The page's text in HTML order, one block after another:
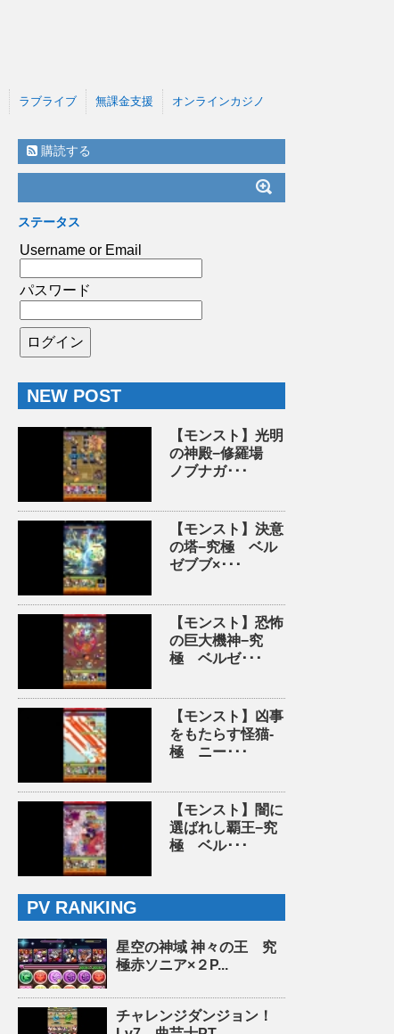
ラブライブ 無課金支援 オンラインカジノ
購読する
ステータス
Username or Email
パスワード
NEW POST
【モンスト】光明
の神殿−修羅場
ノブナガ･･･
【モンスト】決意
の塔−究極 ベル
ゼブブ×･･･
【モンスト】恐怖
の巨大機神−究
極 ベルゼ･･･
【モンスト】凶事
をもたらす怪猫-
極 ニー･･･
【モンスト】闇に
選ばれし覇王−究
極 ベル･･･
PV RANKING
星空の神域 神々の王 究
極赤ソニア×２P...
チャレンジダンジョン！